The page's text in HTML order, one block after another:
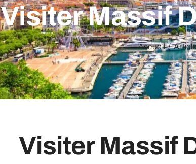
Visiter Massif
Accueil
Visiter Massif